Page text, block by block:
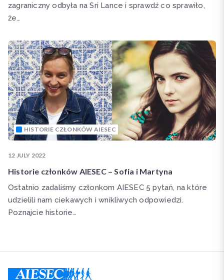
zagraniczny odbyła na Sri Lance i sprawdź co sprawiło,
że…
HISTORIE CZŁONKÓW AIESEC
12 JULY 2022
Historie członków AIESEC – Sofia i Martyna
Ostatnio zadaliśmy członkom AIESEC 5 pytań, na które
udzielili nam ciekawych i wnikliwych odpowiedzi.
Poznajcie historie…